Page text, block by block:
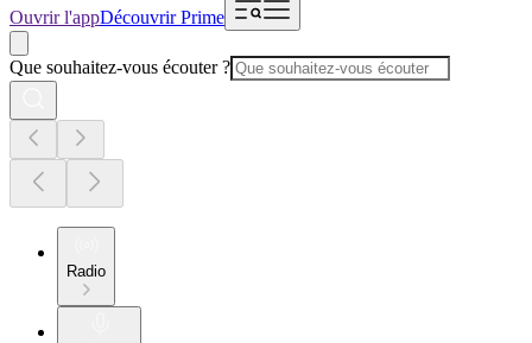
Ouvrir l'appDécouvrir Prime
Que souhaitez-vous écouter ?
Radio